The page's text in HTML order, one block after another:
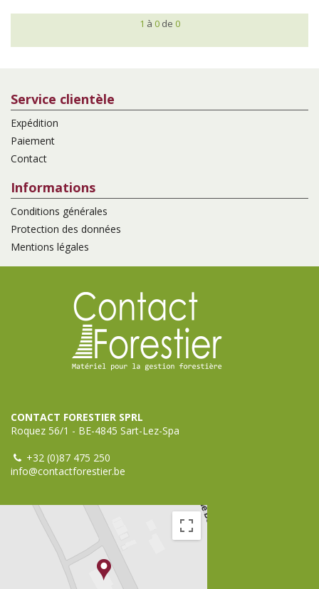
1 à 0 de 0
Service clientèle
Expédition
Paiement
Contact
Informations
Conditions générales
Protection des données
Mentions légales
CONTACT FORESTIER SPRL
Roquez 56/1 - BE-4845 Sart-Lez-Spa
+32 (0)87 475 250
info@contactforestier.be